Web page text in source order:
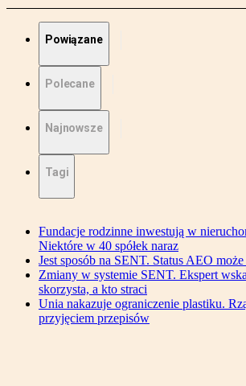
Powiązane
Polecane
Najnowsze
Tagi
Fundacje rodzinne inwestują w
Niektóre w 40 spółek naraz
Jest sposób na SENT. Status AEO
Zmiany w systemie SENT. Ekspert
skorzysta, a kto straci
Unia nakazuje ograniczenie plastiku.
przyjęciem przepisów